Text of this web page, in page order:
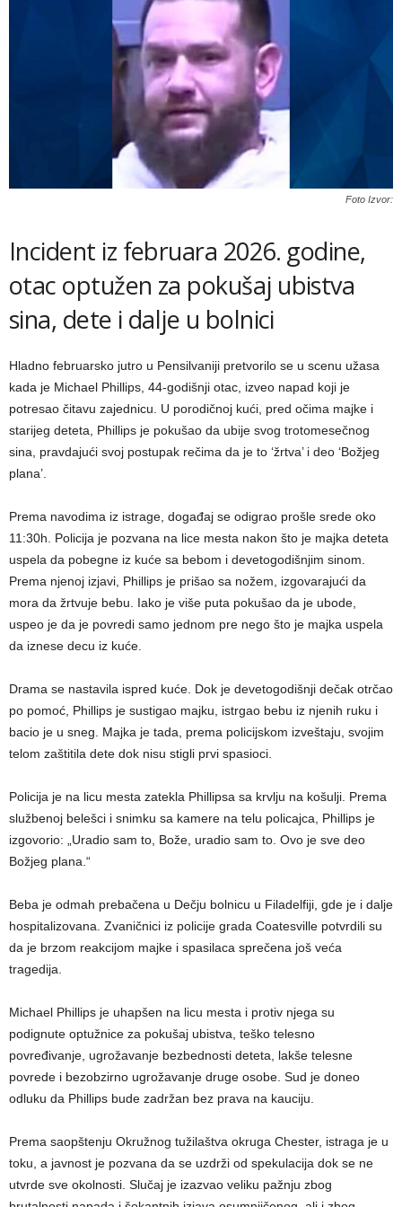
Foto Izvor:
Incident iz februara 2026. godine,
otac optužen za pokušaj ubistva
sina, dete i dalje u bolnici
Hladno februarsko jutro u Pensilvaniji pretvorilo se u scenu užasa
kada je Michael Phillips, 44-godišnji otac, izveo napad koji je
potresao čitavu zajednicu. U porodičnoj kući, pred očima majke i
starijeg deteta, Phillips je pokušao da ubije svog trotomesečnog
sina, pravdajući svoj postupak rečima da je to ‘žrtva’ i deo ‘Božjeg
plana’.
Prema navodima iz istrage, događaj se odigrao prošle srede oko
11:30h. Policija je pozvana na lice mesta nakon što je majka deteta
uspela da pobegne iz kuće sa bebom i devetogodišnjim sinom.
Prema njenoj izjavi, Phillips je prišao sa nožem, izgovarajući da
mora da žrtvuje bebu. Iako je više puta pokušao da je ubode,
uspeo je da je povredi samo jednom pre nego što je majka uspela
da iznese decu iz kuće.
Drama se nastavila ispred kuće. Dok je devetogodišnji dečak otrčao
po pomoć, Phillips je sustigao majku, istrgao bebu iz njenih ruku i
bacio je u sneg. Majka je tada, prema policijskom izveštaju, svojim
telom zaštitila dete dok nisu stigli prvi spasioci.
Policija je na licu mesta zatekla Phillipsa sa krvlju na košulji. Prema
službenoj belešci i snimku sa kamere na telu policajca, Phillips je
izgovorio: „Uradio sam to, Bože, uradio sam to. Ovo je sve deo
Božjeg plana.“
Beba je odmah prebačena u Dečju bolnicu u Filadelfiji, gde je i dalje
hospitalizovana. Zvaničnici iz policije grada Coatesville potvrdili su
da je brzom reakcijom majke i spasilaca sprečena još veća
tragedija.
Michael Phillips je uhapšen na licu mesta i protiv njega su
podignute optužnice za pokušaj ubistva, teško telesno
povređivanje, ugrožavanje bezbednosti deteta, lakše telesne
povrede i bezobzirno ugrožavanje druge osobe. Sud je doneo
odluku da Phillips bude zadržan bez prava na kauciju.
Prema saopštenju Okružnog tužilaštva okruga Chester, istraga je u
toku, a javnost je pozvana da se uzdrži od spekulacija dok se ne
utvrde sve okolnosti. Slučaj je izazvao veliku pažnju zbog